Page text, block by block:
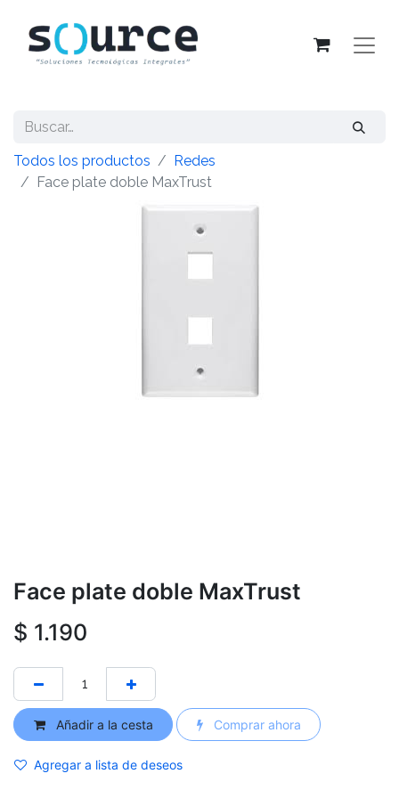
Todos los productos
Redes
Face plate doble MaxTrust
Face plate doble MaxTrust
$ 1.190
Añadir a la cesta Comprar ahora
Agregar a lista de deseos